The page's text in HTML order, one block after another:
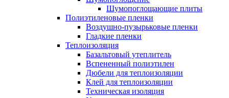
Шумопоглощающие плиты
Полиэтиленовые пленки
Воздушно-пузырьковые пленки
Гладкие пленки
Теплоизоляция
Базальтовый утеплитель
Вспененный полиэтилен
Дюбели для теплоизоляции
Клей для теплоизоляции
Техническая изоляция